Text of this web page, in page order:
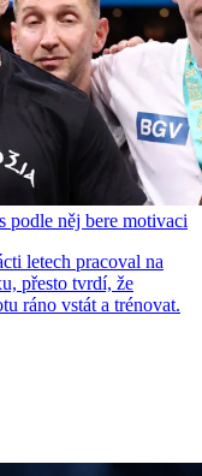
podle něj bere motivaci
letech pracoval na
přesto tvrdí, že
ráno vstát a trénovat.